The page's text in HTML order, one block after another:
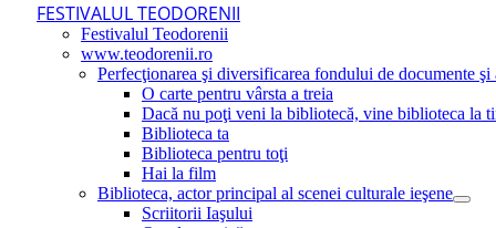
FESTIVALUL TEODORENII
Festivalul Teodorenii
www.teodorenii.ro
Perfecţionarea şi diversificarea fondului de documente
O carte pentru vârsta a treia
Dacă nu poţi veni la bibliotecă, vine biblioteca la
Biblioteca ta
Biblioteca pentru toţi
Hai la film
Biblioteca, actor principal al scenei culturale ieşene
Scriitorii Iaşului